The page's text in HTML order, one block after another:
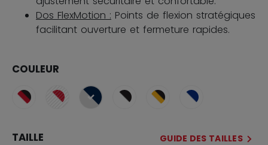
Dos FlexMotion : Points de flexion stratégiques
facilitant ouverture et fermeture rapides.
COULEUR
sélectionné
TAILLE GUIDE DES TAILLES